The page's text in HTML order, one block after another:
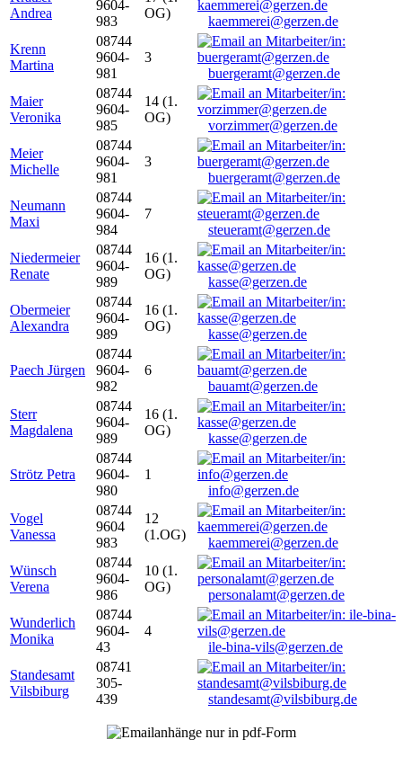
Andrea
9604-
983
OG)
kaemmerei@gerzen.de
Krenn
Martina
08744
9604-
981
3
buergeramt@gerzen.de
Maier
Veronika
08744
9604-
985
14 (1.
OG)
vorzimmer@gerzen.de
Meier
Michelle
08744
9604-
981
3
buergeramt@gerzen.de
Neumann
Maxi
08744
9604-
984
7
steueramt@gerzen.de
Niedermeier
Renate
08744
9604-
989
16 (1.
OG)
kasse@gerzen.de
Obermeier
Alexandra
08744
9604-
989
16 (1.
OG)
kasse@gerzen.de
Paech Jürgen
08744
9604-
982
6
bauamt@gerzen.de
Sterr
Magdalena
08744
9604-
989
16 (1.
OG)
kasse@gerzen.de
Strötz Petra
08744
9604-
980
1
info@gerzen.de
Vogel
Vanessa
08744
9604
983
12
(1.OG)
kaemmerei@gerzen.de
Wünsch
Verena
08744
9604-
986
10 (1.
OG)
personalamt@gerzen.de
Wunderlich
Monika
08744
9604-
43
4
ile-bina-vils@gerzen.de
Standesamt
Vilsbiburg
08741
305-
439
standesamt@vilsbiburg.de